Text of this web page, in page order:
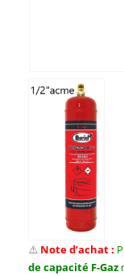
⚠️ Note d’achat :
de capacité F-Gaz